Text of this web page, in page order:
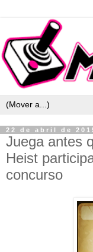
22 de abril de
Juega antes
Heist
concurso